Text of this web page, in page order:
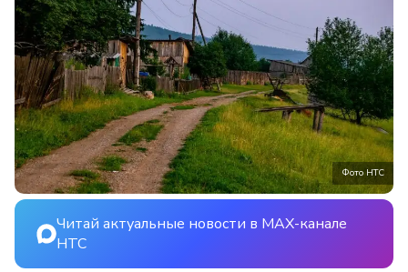
Фото НТС
Читай актуальные новости в MAX-канале
НТС